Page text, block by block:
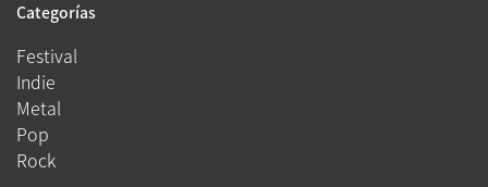
Categorías
Festival
Indie
Metal
Pop
Rock